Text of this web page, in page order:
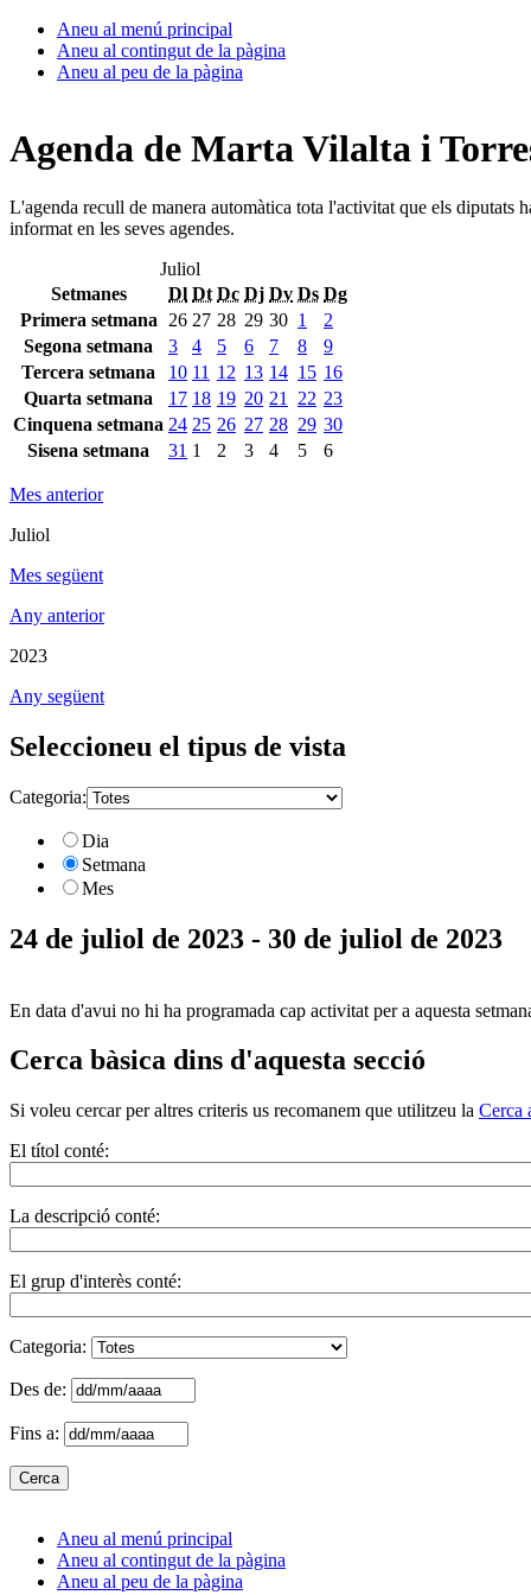
Aneu al menú principal
Aneu al contingut de la pàgina
Aneu al peu de la pàgina
Agenda de Marta Vilalta i
L'agenda recull de manera automàtica tota l'activitat que els diputats
informat en les seves agendes.
Juliol
Setmanes
Dl Dt Dc Dj Dv Ds Dg
Primera setmana
26 27 28 29 30 1
2
Segona setmana
3 4 5 6 7 8
9
Tercera setmana
10 11 12 13 14 15 16
Quarta setmana
17 18 19 20 21 22 23
Cinquena setmana 24 25 26 27 28 29 30
Sisena setmana
31 1 2 3 4 5 6
Mes anterior
Juliol
Mes següent
Any anterior
2023
Any següent
Seleccioneu el tipus de vista
Categoria:
Dia
Setmana
Mes
24 de juliol de 2023 - 30 de juliol de 2023
En data d'avui no hi ha programada cap activitat per a aquesta
Cerca bàsica dins d'aquesta secció
Si voleu cercar per altres criteris us recomanem que utilitzeu la Cerca
El títol conté:
La descripció conté:
El grup d'interès conté:
Categoria:
Des de:
Fins a:
Aneu al menú principal
Aneu al contingut de la pàgina
Aneu al peu de la pàgina